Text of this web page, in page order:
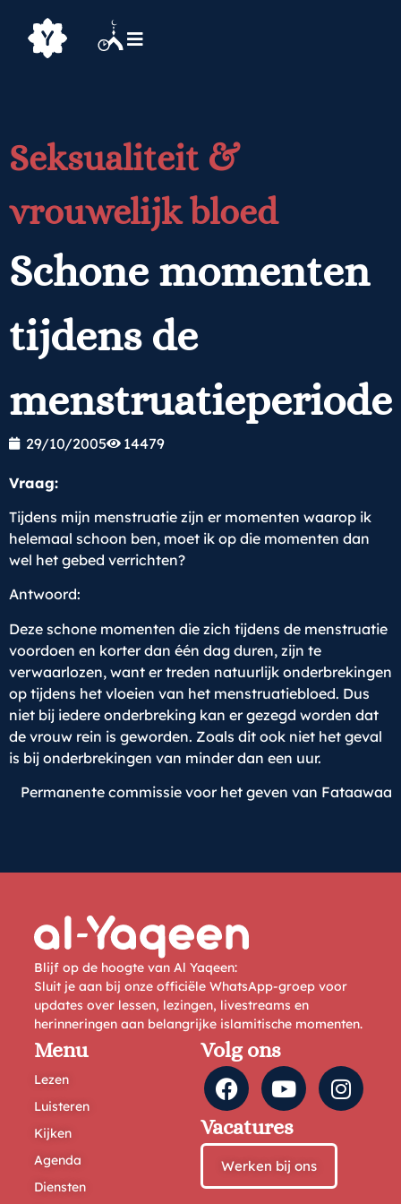
Seksualiteit &
vrouwelijk bloed
Schone momenten
tijdens de
menstruatieperiode
29/10/2005 14479
Vraag:
Tijdens mijn menstruatie zijn er momenten waarop ik
helemaal schoon ben, moet ik op die momenten dan
wel het gebed verrichten?
Antwoord:
Deze schone momenten die zich tijdens de menstruatie
voordoen en korter dan één dag duren, zijn te
verwaarlozen, want er treden natuurlijk onderbrekingen
op tijdens het vloeien van het menstruatiebloed. Dus
niet bij iedere onderbreking kan er gezegd worden dat
de vrouw rein is geworden. Zoals dit ook niet het geval
is bij onderbrekingen van minder dan een uur.
Permanente commissie voor het geven van Fataawaa
Blijf op de hoogte van Al Yaqeen:
Sluit je aan bij onze officiële WhatsApp-groep voor
updates over lessen, lezingen, livestreams en
herinneringen aan belangrijke islamitische momenten.
Menu
Lezen
Luisteren
Kijken
Agenda
Diensten
Volg ons
Vacatures
Werken bij ons